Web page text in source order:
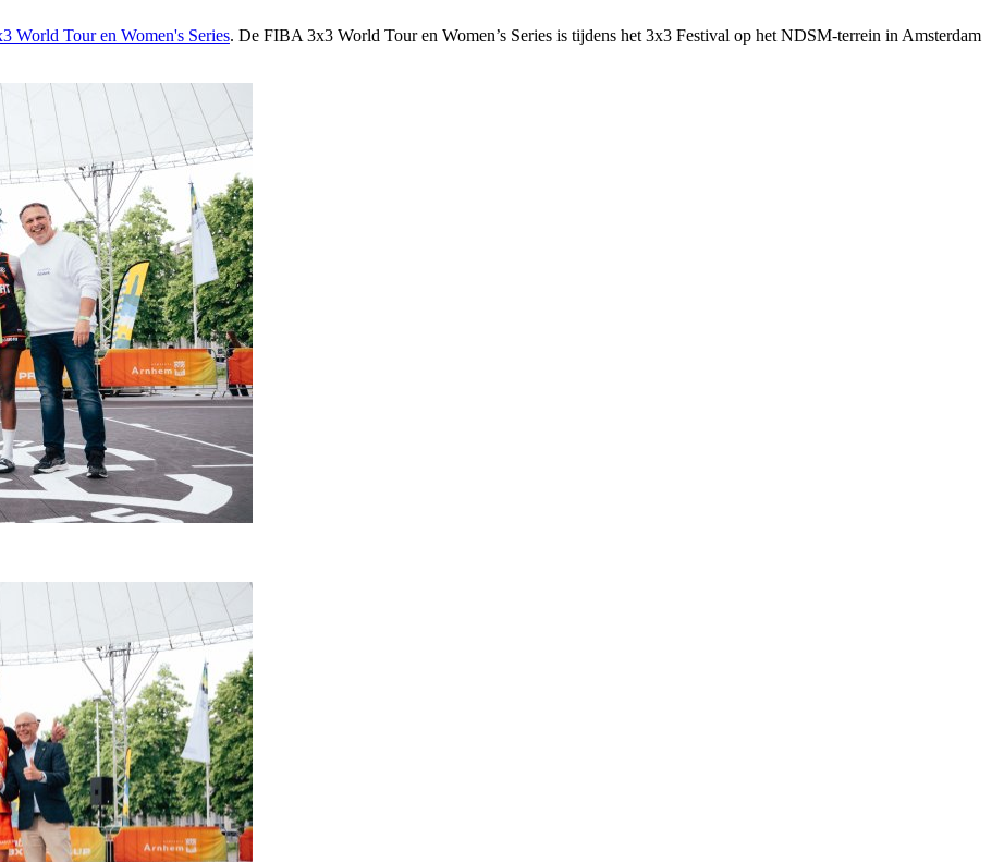
World Tour en Women's Series. De FIBA 3x3 World Tour en Women’s Series is tijdens het 3x3 Festival op het NDSM-terrein in Amsterdam